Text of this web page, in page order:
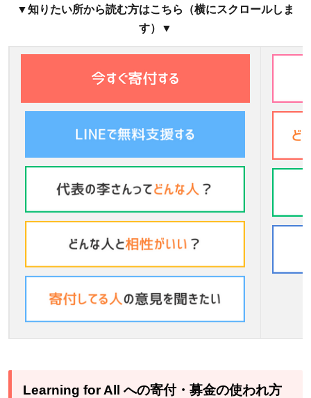
への寄
の使われ
1.1 な
Learning
for All
必要なの
か？取り
の現状と
は
付が支え
ている
Learning
▼知りたい所から読む方はこちら（横にスクロールしま
す）▼
Learning for All への寄付・募金の使われ方